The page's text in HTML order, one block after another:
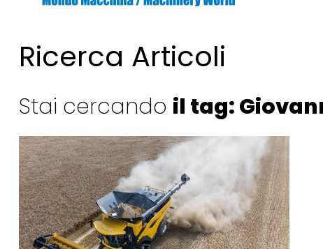
Ricerca Articoli
Stai cercando il tag: